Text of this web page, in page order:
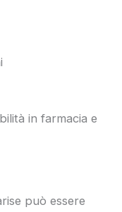
in farmacia e
può essere